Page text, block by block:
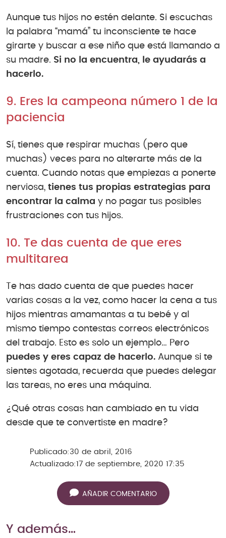
Aunque tus hijos no estén delante. Si escuchas
la palabra “mamá” tu inconsciente te hace
girarte y buscar a ese niño que está llamando a
su madre. Si no la encuentra, le ayudarás a
hacerlo.
9. Eres la campeona número 1 de la
paciencia
Sí, tienes que respirar muchas (pero que
muchas) veces para no alterarte más de la
cuenta. Cuando notas que empiezas a ponerte
nerviosa, tienes tus propias estrategias para
encontrar la calma y no pagar tus posibles
frustraciones con tus hijos.
10. Te das cuenta de que eres
multitarea
Te has dado cuenta de que puedes hacer
varias cosas a la vez, como hacer la cena a tus
hijos mientras amamantas a tu bebé y al
mismo tiempo contestas correos electrónicos
del trabajo. Esto es solo un ejemplo… Pero
puedes y eres capaz de hacerlo. Aunque si te
sientes agotada, recuerda que puedes delegar
las tareas, no eres una máquina.
¿Qué otras cosas han cambiado en tu vida
desde que te convertiste en madre?
Publicado: 30 de abril, 2016
Actualizado:17 de septiembre, 2020 17:35
AÑADIR COMENTARIO
Y además…